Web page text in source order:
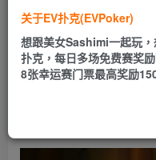
EV扑克|EV扑克官网|EV
乐场|EV扑克游戏网址
(www.evpk66.com)
关于EV扑克(EVPoker)
想跟美女Sashimi一起玩
扑克，每日多场免费赛奖
8张幸运赛门票最高奖励